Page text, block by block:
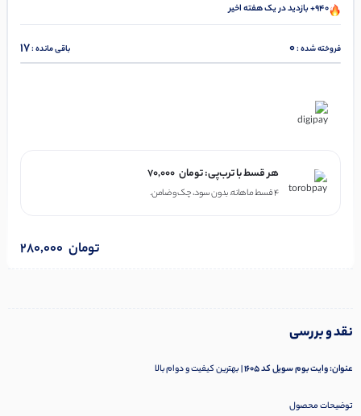
940+ بازدید در یک هفته اخیر
فروخته شده :0 باقی مانده :17
هر قسط با ترب‌پی: 70,000 تومان
۴ قسط ماهانه. بدون سود، چک و ضامن.
280,000 تومان
نقد و بررسی
عنوان: وایت بوم سویل کد 1605 | بهترین کیفیت و دوام بالا
توضیحات محصول